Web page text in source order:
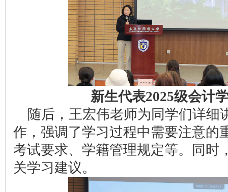
新生代表2025级会计
随后，王宏伟老师为同学们详细
作，强调了学习过程中需要注意的
考试要求、学籍管理规定等。同时
关学习建议。